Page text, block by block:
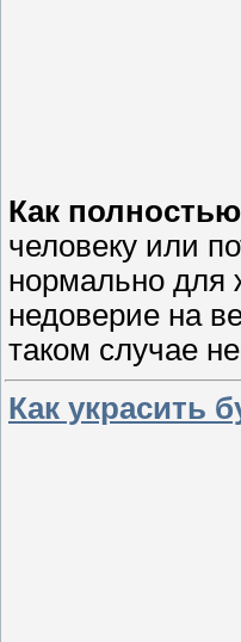
Как
человеку или
нормально для
недоверие на
таком случае
Как украсить